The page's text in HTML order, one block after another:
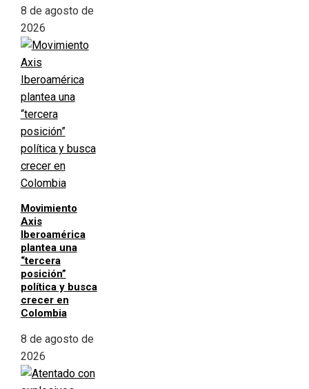
8 de agosto de
2026
Movimiento
Axis
Iberoamérica
plantea una
“tercera
posición”
política y busca
crecer en
Colombia
8 de agosto de
2026